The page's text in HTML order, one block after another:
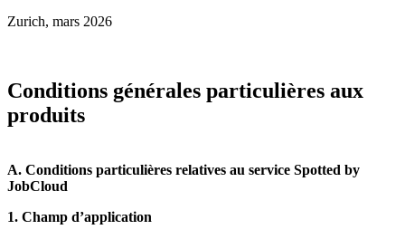
Zurich, mars 2026
Conditions générales particulières aux
produits
A. Conditions particulières relatives au service Spotted by
JobCloud
1. Champ d’application